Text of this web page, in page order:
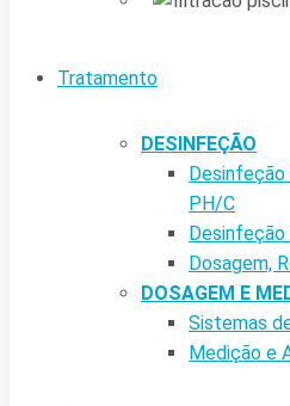
Tratamento
DESINFEÇÃO
PH/C
Dosagem,
DOSAGEM E
Sistemas
Medição e